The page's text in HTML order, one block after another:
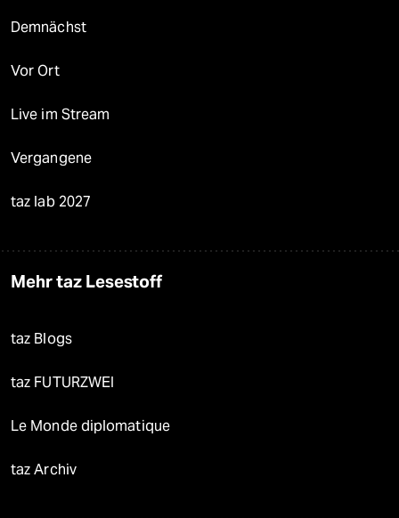
Demnächst
Vor Ort
Live im Stream
Vergangene
taz lab 2027
Mehr taz Lesestoff
taz Blogs
taz FUTURZWEI
Le Monde diplomatique
taz Archiv